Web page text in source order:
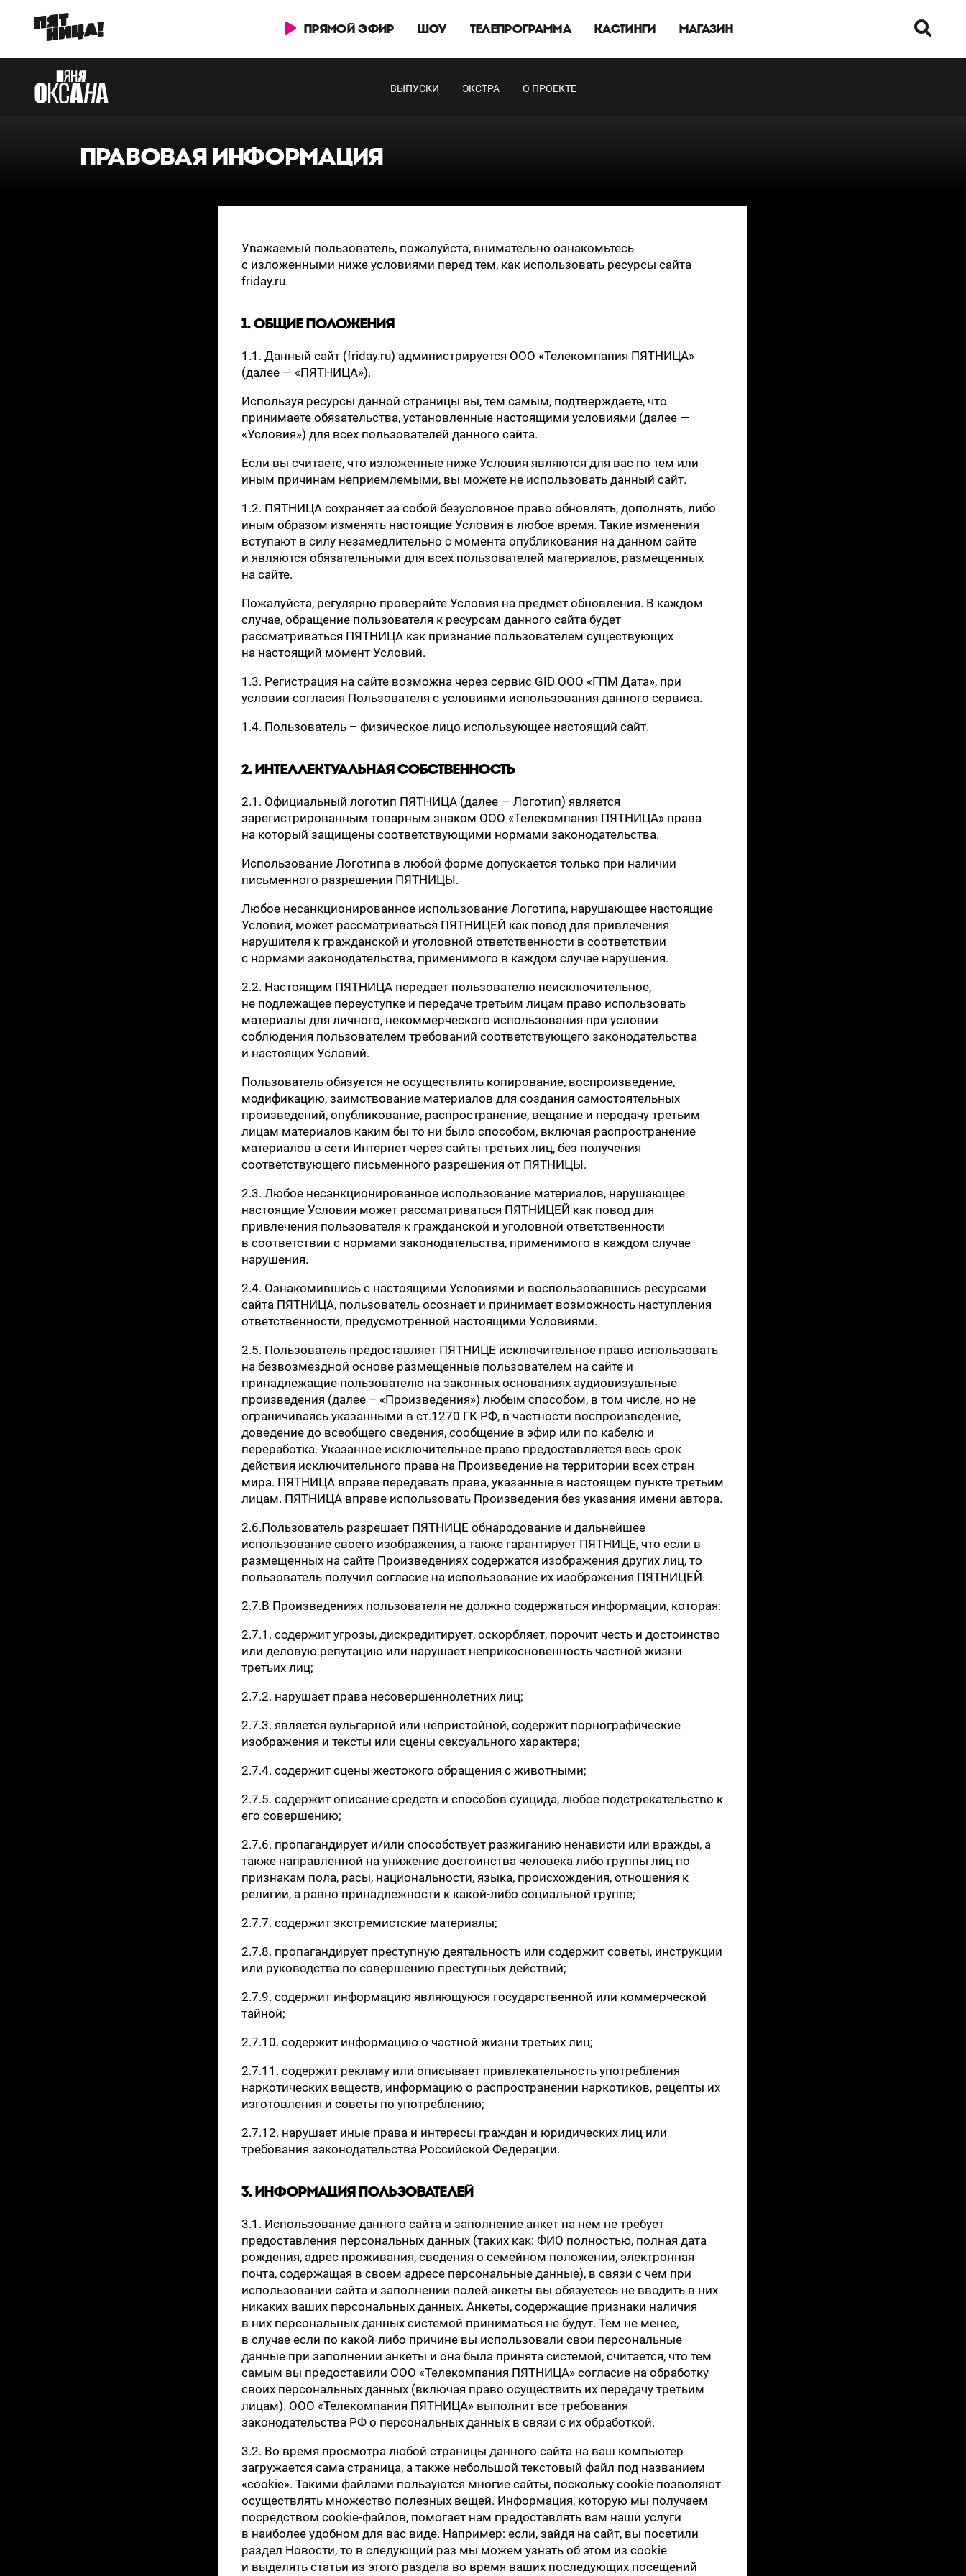
ПРЯМОЙ ЭФИР ШОУ ТЕЛЕПРОГРАММА КАСТИНГИ МАГАЗИН
ВЫПУСКИ ЭКСТРА О ПРОЕКТЕ
ПРАВОВАЯ ИНФОРМАЦИЯ
Уважаемый пользователь, пожалуйста, внимательно ознакомьтесь
с изложенными ниже условиями перед тем, как использовать ресурсы сайта
friday.ru.
1. ОБЩИЕ ПОЛОЖЕНИЯ
1.1. Данный сайт (friday.ru) администрируется ООО «Телекомпания ПЯТНИЦА»
(далее — «ПЯТНИЦА»).
Используя ресурсы данной страницы вы, тем самым, подтверждаете, что
принимаете обязательства, установленные настоящими условиями (далее —
«Условия») для всех пользователей данного сайта.
Если вы считаете, что изложенные ниже Условия являются для вас по тем или
иным причинам неприемлемыми, вы можете не использовать данный сайт.
1.2. ПЯТНИЦА сохраняет за собой безусловное право обновлять, дополнять, либо
иным образом изменять настоящие Условия в любое время. Такие изменения
вступают в силу незамедлительно с момента опубликования на данном сайте
и являются обязательными для всех пользователей материалов, размещенных
на сайте.
Пожалуйста, регулярно проверяйте Условия на предмет обновления. В каждом
случае, обращение пользователя к ресурсам данного сайта будет
рассматриваться ПЯТНИЦА как признание пользователем существующих
на настоящий момент Условий.
1.3. Регистрация на сайте возможна через сервис GID ООО «ГПМ Дата», при
условии согласия Пользователя с условиями использования данного сервиса.
1.4. Пользователь – физическое лицо использующее настоящий сайт.
2. ИНТЕЛЛЕКТУАЛЬНАЯ СОБСТВЕННОСТЬ
2.1. Официальный логотип ПЯТНИЦА (далее — Логотип) является
зарегистрированным товарным знаком ООО «Телекомпания ПЯТНИЦА» права
на который защищены соответствующими нормами законодательства.
Использование Логотипа в любой форме допускается только при наличии
письменного разрешения ПЯТНИЦЫ.
Любое несанкционированное использование Логотипа, нарушающее настоящие
Условия, может рассматриваться ПЯТНИЦЕЙ как повод для привлечения
нарушителя к гражданской и уголовной ответственности в соответствии
с нормами законодательства, применимого в каждом случае нарушения.
2.2. Настоящим ПЯТНИЦА передает пользователю неисключительное,
не подлежащее переуступке и передаче третьим лицам право использовать
материалы для личного, некоммерческого использования при условии
соблюдения пользователем требований соответствующего законодательства
и настоящих Условий.
Пользователь обязуется не осуществлять копирование, воспроизведение,
модификацию, заимствование материалов для создания самостоятельных
произведений, опубликование, распространение, вещание и передачу третьим
лицам материалов каким бы то ни было способом, включая распространение
материалов в сети Интернет через сайты третьих лиц, без получения
соответствующего письменного разрешения от ПЯТНИЦЫ.
2.3. Любое несанкционированное использование материалов, нарушающее
настоящие Условия может рассматриваться ПЯТНИЦЕЙ как повод для
привлечения пользователя к гражданской и уголовной ответственности
в соответствии с нормами законодательства, применимого в каждом случае
нарушения.
2.4. Ознакомившись с настоящими Условиями и воспользовавшись ресурсами
сайта ПЯТНИЦА, пользователь осознает и принимает возможность наступления
ответственности, предусмотренной настоящими Условиями.
2.5. Пользователь предоставляет ПЯТНИЦЕ исключительное право использовать
на безвозмездной основе размещенные пользователем на сайте и
принадлежащие пользователю на законных основаниях аудиовизуальные
произведения (далее – «Произведения») любым способом, в том числе, но не
ограничиваясь указанными в ст.1270 ГК РФ, в частности воспроизведение,
доведение до всеобщего сведения, сообщение в эфир или по кабелю и
переработка. Указанное исключительное право предоставляется весь срок
действия исключительного права на Произведение на территории всех стран
мира. ПЯТНИЦА вправе передавать права, указанные в настоящем пункте третьим
лицам. ПЯТНИЦА вправе использовать Произведения без указания имени автора.
2.6.Пользователь разрешает ПЯТНИЦЕ обнародование и дальнейшее
использование своего изображения, а также гарантирует ПЯТНИЦЕ, что если в
размещенных на сайте Произведениях содержатся изображения других лиц, то
пользователь получил согласие на использование их изображения ПЯТНИЦЕЙ.
2.7.В Произведениях пользователя не должно содержаться информации, которая:
2.7.1. содержит угрозы, дискредитирует, оскорбляет, порочит честь и достоинство
или деловую репутацию или нарушает неприкосновенность частной жизни
третьих лиц;
2.7.2. нарушает права несовершеннолетних лиц;
2.7.3. является вульгарной или непристойной, содержит порнографические
изображения и тексты или сцены сексуального характера;
2.7.4. содержит сцены жестокого обращения с животными;
2.7.5. содержит описание средств и способов суицида, любое подстрекательство к
его совершению;
2.7.6. пропагандирует и/или способствует разжиганию ненависти или вражды, а
также направленной на унижение достоинства человека либо группы лиц по
признакам пола, расы, национальности, языка, происхождения, отношения к
религии, а равно принадлежности к какой-либо социальной группе;
2.7.7. содержит экстремистские материалы;
2.7.8. пропагандирует преступную деятельность или содержит советы, инструкции
или руководства по совершению преступных действий;
2.7.9. содержит информацию являющуюся государственной или коммерческой
тайной;
2.7.10. содержит информацию о частной жизни третьих лиц;
2.7.11. содержит рекламу или описывает привлекательность употребления
наркотических веществ, информацию о распространении наркотиков, рецепты их
изготовления и советы по употреблению;
2.7.12. нарушает иные права и интересы граждан и юридических лиц или
требования законодательства Российской Федерации.
3. ИНФОРМАЦИЯ ПОЛЬЗОВАТЕЛЕЙ
3.1. Использование данного сайта и заполнение анкет на нем не требует
предоставления персональных данных (таких как: ФИО полностью, полная дата
рождения, адрес проживания, сведения о семейном положении, электронная
почта, содержащая в своем адресе персональные данные), в связи с чем при
использовании сайта и заполнении полей анкеты вы обязуетесь не вводить в них
никаких ваших персональных данных. Анкеты, содержащие признаки наличия
в них персональных данных системой приниматься не будут. Тем не менее,
в случае если по какой-либо причине вы использовали свои персональные
данные при заполнении анкеты и она была принята системой, считается, что тем
самым вы предоставили ООО «Телекомпания ПЯТНИЦА» согласие на обработку
своих персональных данных (включая право осуществить их передачу третьим
лицам). ООО «Телекомпания ПЯТНИЦА» выполнит все требования
законодательства РФ о персональных данных в связи с их обработкой.
3.2. Во время просмотра любой страницы данного сайта на ваш компьютер
загружается сама страница, а также небольшой текстовый файл под названием
«cookie». Такими файлами пользуются многие сайты, поскольку cookie позволяют
осуществлять множество полезных вещей. Информация, которую мы получаем
посредством cookie-файлов, помогает нам предоставлять вам наши услуги
в наиболее удобном для вас виде. Например: если, зайдя на сайт, вы посетили
раздел Новости, то в следующий раз мы можем узнать об этом из cookie
и выделять статьи из этого раздела во время ваших последующих посещений